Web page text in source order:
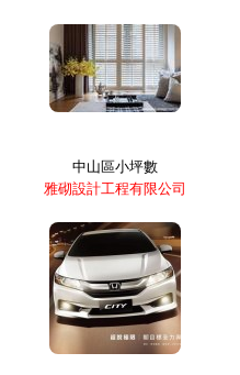
中山區小坪數
雅砌設計工程有限公司